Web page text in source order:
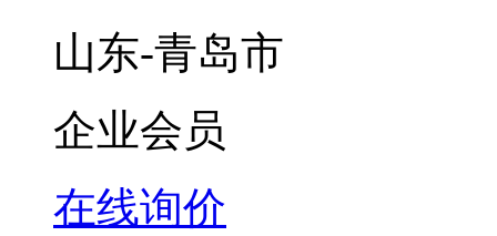
山东-青岛市
企业会员
在线询价